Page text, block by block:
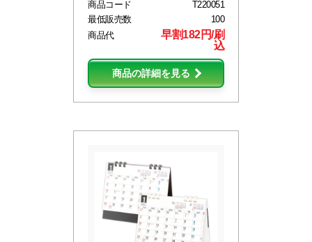
商品コード
T220051
最低販売数
100
商品代
早割182円/刷
込
商品の詳細を見る